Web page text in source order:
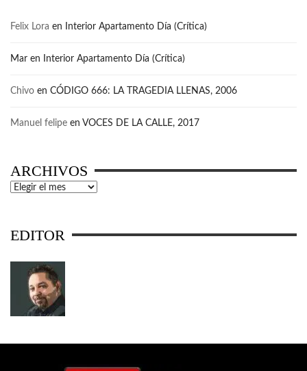
Felix Lora en Interior Apartamento Día (Crítica)
Mar en Interior Apartamento Día (Crítica)
Chivo en CÓDIGO 666: LA TRAGEDIA LLENAS, 2006
Manuel felipe en VOCES DE LA CALLE, 2017
ARCHIVOS
Archivos
EDITOR